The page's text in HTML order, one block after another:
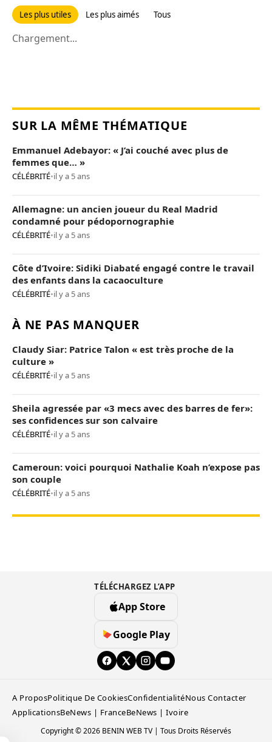
Les plus utiles Les plus aimés Tous
Chargement...
SUR LA MÊME THÉMATIQUE
Emmanuel Adebayor: « J’ai couché avec plus de
femmes que… »
CÉLÉBRITÉ•il y a 5 ans
Allemagne: un ancien joueur du Real Madrid
condamné pour pédopornographie
CÉLÉBRITÉ•il y a 5 ans
Côte d’Ivoire: Sidiki Diabaté engagé contre le travail
des enfants dans la cacaoculture
CÉLÉBRITÉ•il y a 5 ans
À NE PAS MANQUER
Claudy Siar: Patrice Talon « est très proche de la
culture »
CÉLÉBRITÉ•il y a 5 ans
Sheila agressée par «3 mecs avec des barres de fer»:
ses confidences sur son calvaire
CÉLÉBRITÉ•il y a 5 ans
Cameroun: voici pourquoi Nathalie Koah n’expose pas
son couple
CÉLÉBRITÉ•il y a 5 ans
TÉLÉCHARGEZ L’APP
App Store
Google Play
A ProposPolitique De CookiesConfidentialitéNous Contacter
ApplicationsBeNews | FranceBeNews | Ivoire
Copyright © 2026 BENIN WEB TV | Tous Droits Réservés